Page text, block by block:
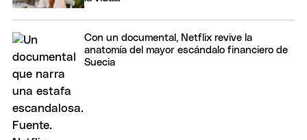
Con un documental, Netflix revive la
anatomía del mayor escándalo financiero de
Suecia